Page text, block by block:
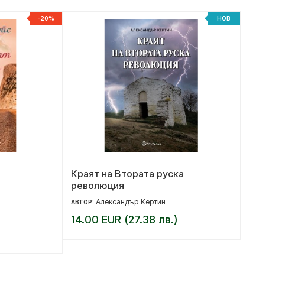
-20% НОВ
Краят на Втората руска
революция
АВТОР: Александър Кертин
14.00 EUR (27.38 лв.)